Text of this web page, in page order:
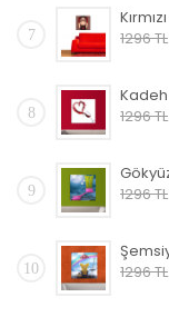
7
1296 TL
8
1296 TL
9
1296 TL
10
1296 TL